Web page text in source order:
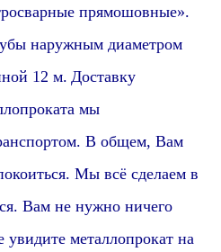
прямошовные».
наружным диаметром
12 м. Доставку
мы
В общем, Вам
Мы всё сделаем в
. Вам не нужно ничего
металлопрокат на